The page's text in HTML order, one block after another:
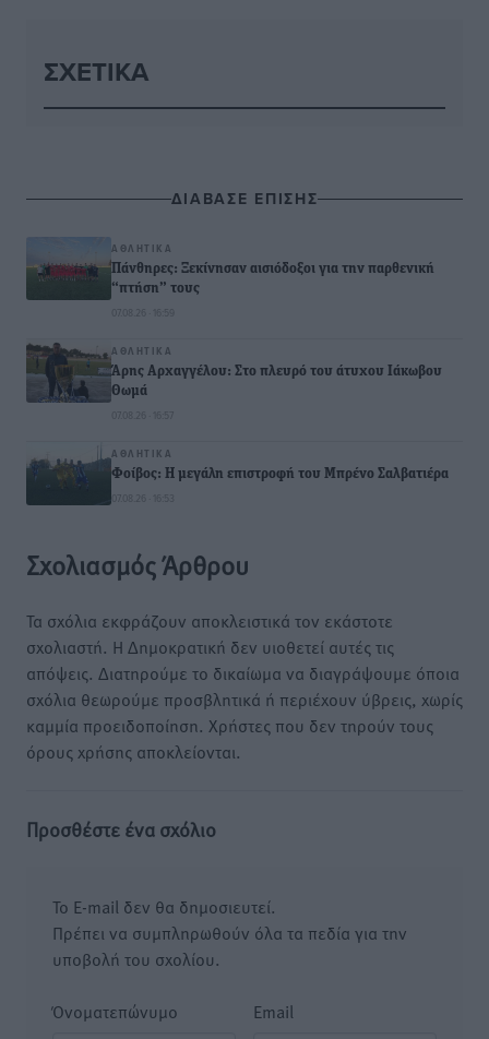
ΣΧΕΤΙΚΆ
ΔΙΑΒΑΣΕ ΕΠΙΣΗΣ
ΑΘΛΗΤΙΚΆ
Πάνθηρες: Ξεκίνησαν αισιόδοξοι για την παρθενική
“πτήση” τους
07.08.26 · 16:59
ΑΘΛΗΤΙΚΆ
Άρης Αρχαγγέλου: Στο πλευρό του άτυχου Ιάκωβου
Θωμά
07.08.26 · 16:57
ΑΘΛΗΤΙΚΆ
Φοίβος: Η μεγάλη επιστροφή του Μπρένο Σαλβατιέρα
07.08.26 · 16:53
Σχολιασμός Άρθρου
Τα σχόλια εκφράζουν αποκλειστικά τον εκάστοτε
σχολιαστή. Η Δημοκρατική δεν υιοθετεί αυτές τις
απόψεις. Διατηρούμε το δικαίωμα να διαγράψουμε όποια
σχόλια θεωρούμε προσβλητικά ή περιέχουν ύβρεις, χωρίς
καμμία προειδοποίηση. Χρήστες που δεν τηρούν τους
όρους χρήσης αποκλείονται.
Προσθέστε ένα σχόλιο
Το E-mail δεν θα δημοσιευτεί.
Πρέπει να συμπληρωθούν όλα τα πεδία για την
υποβολή του σχολίου.
Όνοματεπώνυμο Email